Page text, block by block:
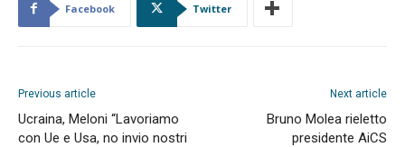
Facebook Twitter
Previous article
Ucraina, Meloni “Lavoriamo
con Ue e Usa, no invio nostri
Next article
Bruno Molea rieletto
presidente AiCS